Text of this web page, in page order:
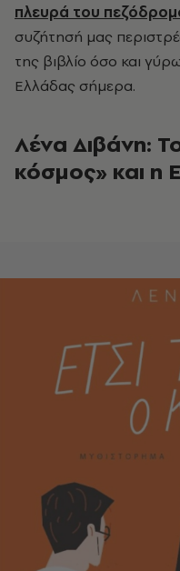
πλευρά του
συζήτησή μας
της βιβλίο όσο και
Ελλάδας σήμερα.
Λένα Διβάνη:
κόσμος» και η